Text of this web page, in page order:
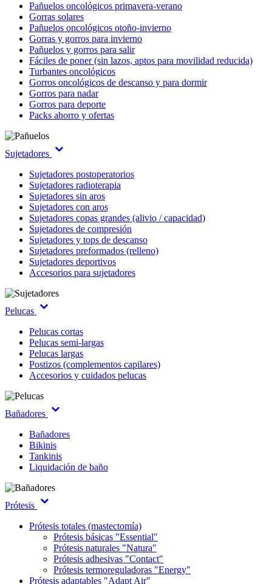
Pañuelos oncológicos primavera-verano
Gorras solares
Pañuelos oncológicos otoño-invierno
Gorras y gorros para invierno
Pañuelos y gorros para salir
Fáciles de poner (sin lazos, aptos para movilidad reducida)
Turbantes oncológicos
Gorros oncológicos de descanso y para dormir
Gorros para nadar
Gorros para deporte
Packs ahorro y ofertas
Sujetadores
Sujetadores postoperatorios
Sujetadores radioterapia
Sujetadores sin aros
Sujetadores con aros
Sujetadores copas grandes (alivio / capacidad)
Sujetadores de compresión
Sujetadores y tops de descanso
Sujetadores preformados (relleno)
Sujetadores deportivos
Accesorios para sujetadores
Pelucas
Pelucas cortas
Pelucas semi-largas
Pelucas largas
Postizos (complementos capilares)
Accesorios y cuidados pelucas
Bañadores
Bañadores
Bikinis
Tankinis
Liquidación de baño
Prótesis
Prótesis totales (mastectomía)
Prótesis básicas "Essential"
Prótesis naturales "Natura"
Prótesis adhesivas "Contact"
Prótesis termoreguladoras "Energy"
Prótesis adaptables "Adapt Air"